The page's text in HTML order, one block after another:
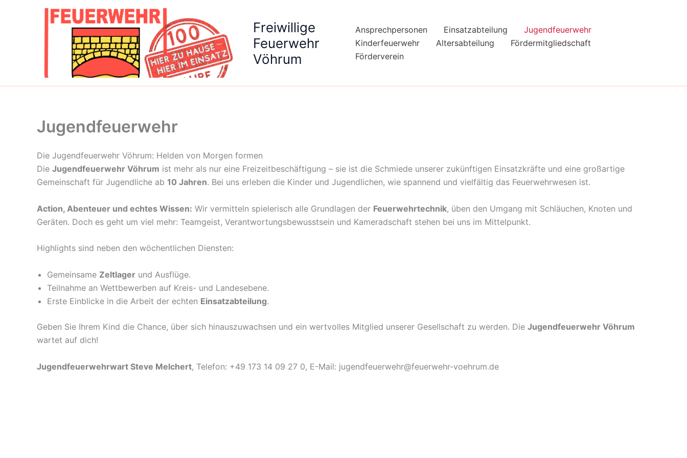
Freiwillige
Feuerwehr
Vöhrum
Ansprechpersonen Einsatzabteilung
Jugendfeuerwehr
Kinderfeuerwehr
Altersabteilung
Fördermitgliedschaft
Förderverein
Jugendfeuerwehr
Die Jugendfeuerwehr Vöhrum: Helden von Morgen formen
Die Jugendfeuerwehr Vöhrum ist mehr als nur eine Freizeitbeschäftigung – sie ist die Schmiede unserer zukünftigen Einsatzkräfte und eine großartige
Gemeinschaft für Jugendliche ab 10 Jahren. Bei uns erleben die Kinder und Jugendlichen, wie spannend und vielfältig das Feuerwehrwesen ist.
Action, Abenteuer und echtes Wissen: Wir vermitteln spielerisch alle Grundlagen der Feuerwehrtechnik, üben den Umgang mit Schläuchen, Knoten und
Geräten. Doch es geht um viel mehr: Teamgeist, Verantwortungsbewusstsein und Kameradschaft stehen bei uns im Mittelpunkt.
Highlights sind neben den wöchentlichen Diensten:
Gemeinsame Zeltlager und Ausflüge.
Teilnahme an Wettbewerben auf Kreis- und Landesebene.
Erste Einblicke in die Arbeit der echten Einsatzabteilung.
Geben Sie Ihrem Kind die Chance, über sich hinauszuwachsen und ein wertvolles Mitglied unserer Gesellschaft zu werden. Die Jugendfeuerwehr Vöhrum
wartet auf dich!
Jugendfeuerwehrwart Steve Melchert, Telefon: +49 173 14 09 27 0, E-Mail: jugendfeuerwehr@feuerwehr-voehrum.de